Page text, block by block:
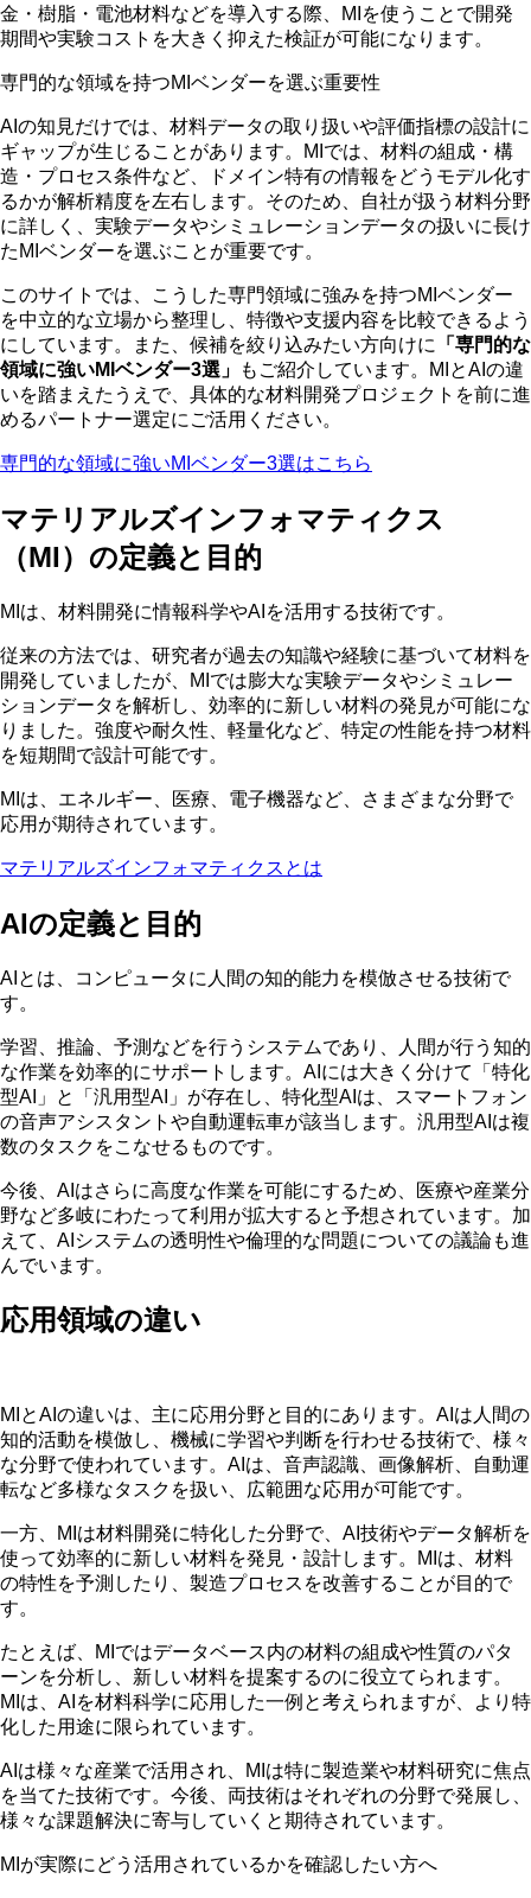
金・樹脂・電池材料などを導入する際、MIを使うことで開発
期間や実験コストを大きく抑えた検証が可能になります。
専門的な領域を持つMIベンダーを選ぶ重要性
AIの知見だけでは、材料データの取り扱いや評価指標の設計に
ギャップが生じることがあります。MIでは、材料の組成・構
造・プロセス条件など、ドメイン特有の情報をどうモデル化す
るかが解析精度を左右します。そのため、自社が扱う材料分野
に詳しく、実験データやシミュレーションデータの扱いに長け
たMIベンダーを選ぶことが重要です。
このサイトでは、こうした専門領域に強みを持つMIベンダー
を中立的な立場から整理し、特徴や支援内容を比較できるよう
にしています。また、候補を絞り込みたい方向けに
「専門的な
領域に強いMIベンダー3選」
もご紹介しています。MIとAIの違
いを踏まえたうえで、具体的な材料開発プロジェクトを前に進
めるパートナー選定にご活用ください。
専門的な領域に強いMIベンダー3選はこちら
マテリアルズインフォマティクス
（MI）の定義と目的
MIは、材料開発に情報科学やAIを活用する技術です。
従来の方法では、研究者が過去の知識や経験に基づいて材料を
開発していましたが、MIでは膨大な実験データやシミュレー
ションデータを解析し、効率的に新しい材料の発見が可能にな
りました。強度や耐久性、軽量化など、特定の性能を持つ材料
を短期間で設計可能です。
MIは、エネルギー、医療、電子機器など、さまざまな分野で
応用が期待されています。
マテリアルズインフォマティクスとは
AIの定義と目的
AIとは、コンピュータに人間の知的能力を模倣させる技術で
す。
学習、推論、予測などを行うシステムであり、人間が行う知的
な作業を効率的にサポートします。AIには大きく分けて「特化
型AI」と「汎用型AI」が存在し、特化型AIは、スマートフォン
の音声アシスタントや自動運転車が該当します。汎用型AIは複
数のタスクをこなせるものです。
今後、AIはさらに高度な作業を可能にするため、医療や産業分
野など多岐にわたって利用が拡大すると予想されています。加
えて、AIシステムの透明性や倫理的な問題についての議論も進
んでいます。
応用領域の違い
MIとAIの違いは、主に応用分野と目的にあります。 AIは人間の
知的活動を模倣し、機械に学習や判断を行わせる技術で、様々
な分野で使われています。 AIは、音声認識、画像解析、自動運
転など多様なタスクを扱い、広範囲な応用が可能です。
一方、MIは材料開発に特化した分野で、AI技術やデータ解析を
使って効率的に新しい材料を発見・設計します。MIは、材料
の特性を予測したり、製造プロセスを改善することが目的で
す。
たとえば、MIではデータベース内の材料の組成や性質のパタ
ーンを分析し、新しい材料を提案するのに役立てられます。
MIは、AIを材料科学に応用した一例と考えられますが、より特
化した用途に限られています。
AIは様々な産業で活用され、MIは特に製造業や材料研究に焦点
を当てた技術です。今後、両技術はそれぞれの分野で発展し、
様々な課題解決に寄与していくと期待されています。
MIが実際にどう活用されているかを確認したい方へ